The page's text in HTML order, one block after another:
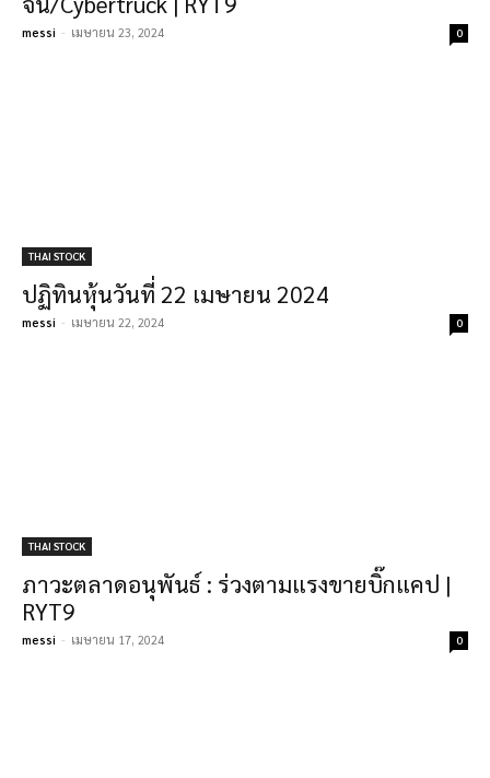
messi - เมษายน 23, 2024 0
THAI STOCK
ปฏิทินหุ้นวันที่ 22 เมษายน 2024
messi - เมษายน 22, 2024 0
THAI STOCK
ภาวะตลาดอนุพันธ์ : ร่วงตามแรงขายบิ๊กแคป |
RYT9
messi - เมษายน 17, 2024 0